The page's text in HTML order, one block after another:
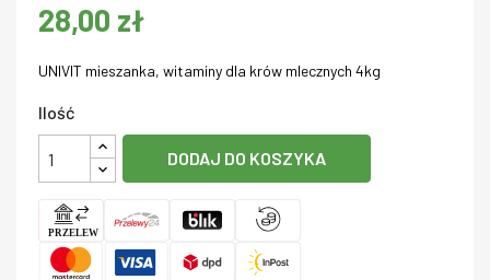
28,00 zł
UNIVIT mieszanka, witaminy dla krów mlecznych 4kg
Ilość
DODAJ DO KOSZYKA